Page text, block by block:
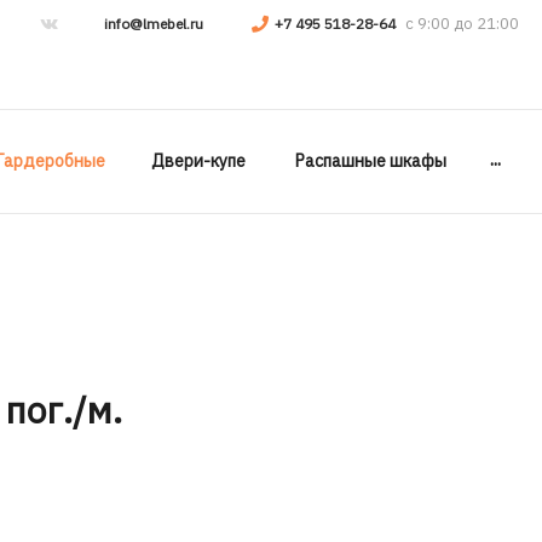
info@lmebel.ru +7 495 518-28-64
Двери-купе Распашные шкафы ...
м.